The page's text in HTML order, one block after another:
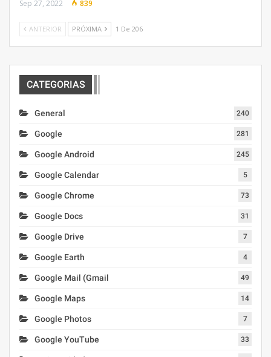
Sep 27, 2022 839
ANTERIOR PRÓXIMA 1 De 206
CATEGORIAS
General 240
Google 281
Google Android 245
Google Calendar 5
Google Chrome 73
Google Docs 31
Google Drive 7
Google Earth 4
Google Mail (Gmail 49
Google Maps 14
Google Photos 7
Google YouTube 33